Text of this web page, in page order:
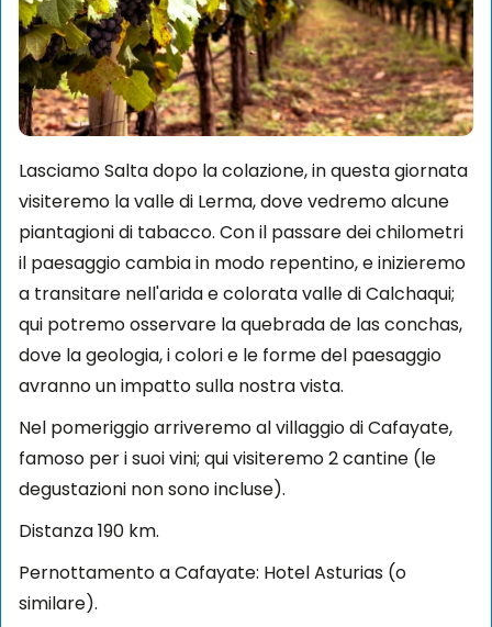
Lasciamo Salta dopo la colazione, in questa giornata
visiteremo la valle di Lerma, dove vedremo alcune
piantagioni di tabacco. Con il passare dei chilometri
il paesaggio cambia in modo repentino, e inizieremo
a transitare nell'arida e colorata valle di Calchaqui;
qui potremo osservare la quebrada de las conchas,
dove la geologia, i colori e le forme del paesaggio
avranno un impatto sulla nostra vista.
Nel pomeriggio arriveremo al villaggio di Cafayate,
famoso per i suoi vini; qui visiteremo 2 cantine (le
degustazioni non sono incluse).
Distanza 190 km.
Pernottamento a Cafayate: Hotel Asturias (o
similare).